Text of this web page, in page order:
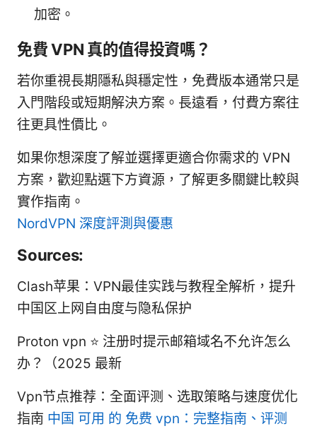
加密。
免費 VPN 真的值得投資嗎？
若你重視長期隱私與穩定性，免費版本通常只是
入門階段或短期解決方案。長遠看，付費方案往
往更具性價比。
如果你想深度了解並選擇更適合你需求的 VPN
方案，歡迎點選下方資源，了解更多關鍵比較與
實作指南。
NordVPN 深度評測與優惠
Sources:
Clash苹果：VPN最佳实践与教程全解析，提升
中国区上网自由度与隐私保护
Proton vpn ⭐ 注册时提示邮箱域名不允许怎么
办？（2025 最新
Vpn节点推荐：全面评测、选取策略与速度优化
指南 中国 可用 的 免费 vpn：完整指南、评测